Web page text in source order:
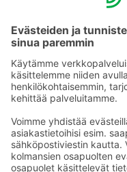
S-ryhmä
Asiakasomistajuus
Yhteishyvä Ruoka -sovellus
S-ostoslista -sovellus
Prisma.fi
Sokos.fi
S-Pankki
Yhteishyvä
Sokos Hotels
Raflaamo